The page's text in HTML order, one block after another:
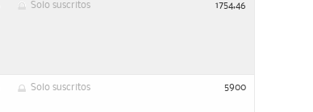
Solo suscritos 1754,46
Solo suscritos 5900